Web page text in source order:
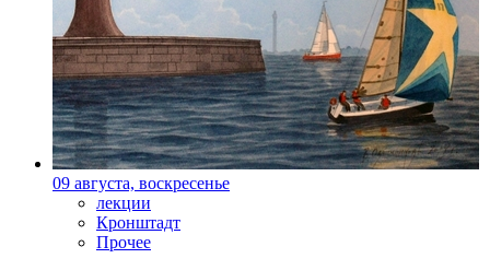
09 августа, воскресенье
лекции
Кронштадт
Прочее